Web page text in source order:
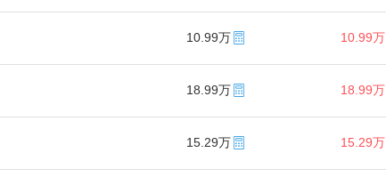
10.99万 10.99万
18.99万 18.99万
15.29万 15.29万